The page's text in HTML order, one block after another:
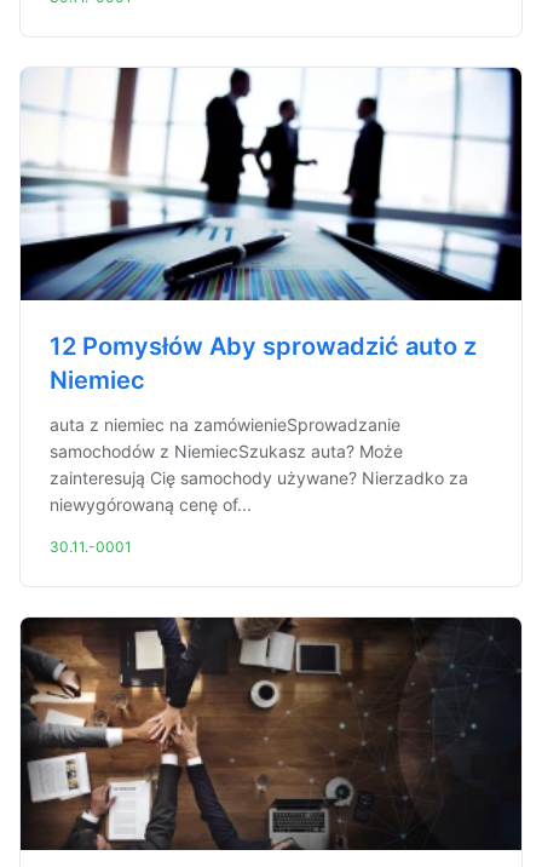
12 Pomysłów Aby sprowadzić auto z
Niemiec
auta z niemiec na zamówienieSprowadzanie
samochodów z NiemiecSzukasz auta? Może
zainteresują Cię samochody używane? Nierzadko za
niewygórowaną cenę of...
30.11.-0001